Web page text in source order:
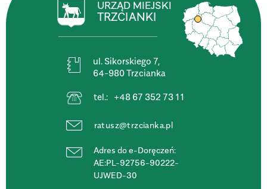
URZĄD MIEJSKI
TRZCIANKI
ul. Sikorskiego 7,
64-980 Trzcianka
tel.: +48 67 352 73 11
ratusz@trzcianka.pl
Adres do e-Doręczeń:
AE:PL-92756-90222-
UJWED-30